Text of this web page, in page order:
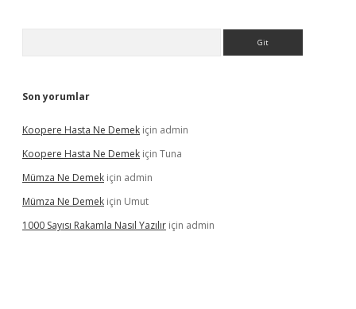
Son yorumlar
Koopere Hasta Ne Demek için admin
Koopere Hasta Ne Demek için Tuna
Mümza Ne Demek için admin
Mümza Ne Demek için Umut
1000 Sayısı Rakamla Nasıl Yazılır için admin